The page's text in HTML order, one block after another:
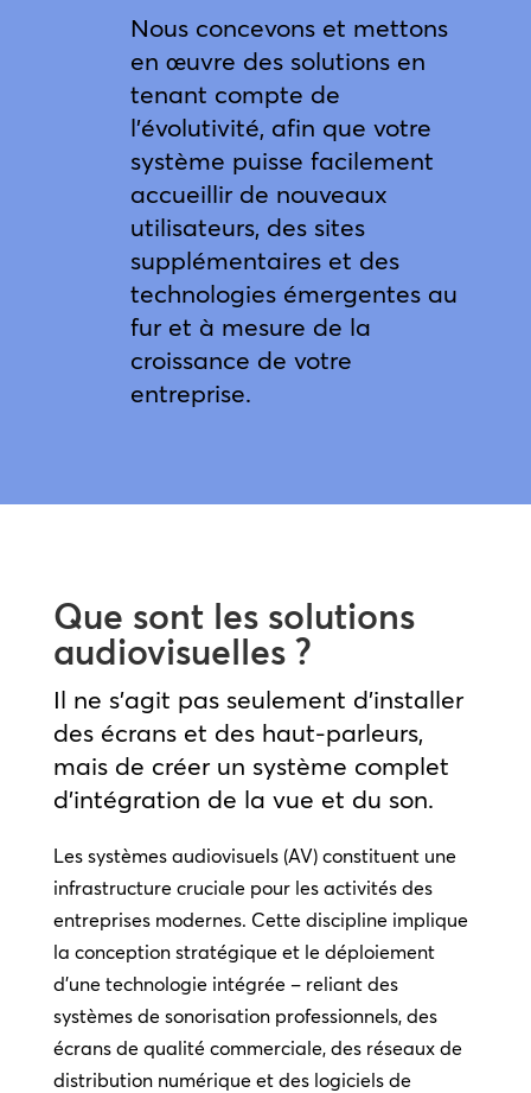
Nous concevons et mettons
en œuvre des solutions en
tenant compte de
l’évolutivité, afin que votre
système puisse facilement
accueillir de nouveaux
utilisateurs, des sites
supplémentaires et des
technologies émergentes au
fur et à mesure de la
croissance de votre
entreprise.
Que sont les solutions
audiovisuelles ?
Il ne s’agit pas seulement d’installer
des écrans et des haut-parleurs,
mais de créer un système complet
d’intégration de la vue et du son.
Les systèmes audiovisuels (AV) constituent une
infrastructure cruciale pour les activités des
entreprises modernes. Cette discipline implique
la conception stratégique et le déploiement
d’une technologie intégrée – reliant des
systèmes de sonorisation professionnels, des
écrans de qualité commerciale, des réseaux de
distribution numérique et des logiciels de